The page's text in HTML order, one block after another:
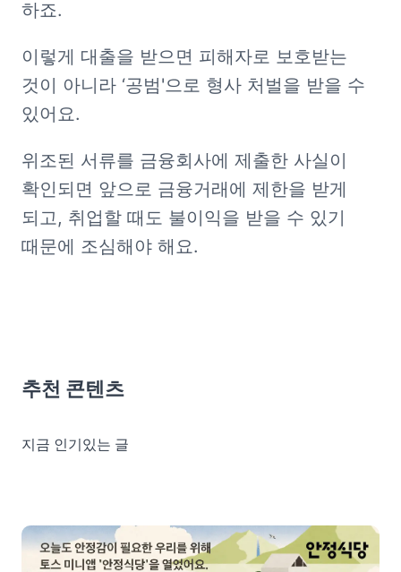
하죠.
이렇게 대출을 받으면 피해자로 보호받는
것이 아니라 ‘공범'으로 형사 처벌을 받을 수
있어요.
위조된 서류를 금융회사에 제출한 사실이
확인되면 앞으로 금융거래에 제한을 받게
되고, 취업할 때도 불이익을 받을 수 있기
때문에 조심해야 해요.
추천 콘텐츠
지금 인기있는 글